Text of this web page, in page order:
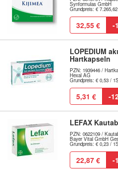
Synformulas GmbH
Grundpreis: €
32,55 € -
LOPEDIUM
Hartkapseln
PZN: 1939446 /
Hexal AG
Grundpreis: € 0,53 /
5,31 € -
LEFAX
PZN: 0622109 /
Bayer Vital GmbH
Grundpreis: € 0,23 /
22,87 € -